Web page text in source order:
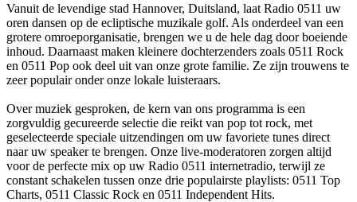
Vanuit de levendige stad Hannover, Duitsland, laat Radio 0511 uw
oren dansen op de ecliptische muzikale golf. Als onderdeel van een
grotere omroeporganisatie, brengen we u de hele dag door boeiende
inhoud. Daarnaast maken kleinere dochterzenders zoals 0511 Rock
en 0511 Pop ook deel uit van onze grote familie. Ze zijn trouwens te
zeer populair onder onze lokale luisteraars.
Over muziek gesproken, de kern van ons programma is een
zorgvuldig gecureerde selectie die reikt van pop tot rock, met
geselecteerde speciale uitzendingen om uw favoriete tunes direct
naar uw speaker te brengen. Onze live-moderatoren zorgen altijd
voor de perfecte mix op uw Radio 0511 internetradio, terwijl ze
constant schakelen tussen onze drie populairste playlists: 0511 Top
Charts, 0511 Classic Rock en 0511 Independent Hits.